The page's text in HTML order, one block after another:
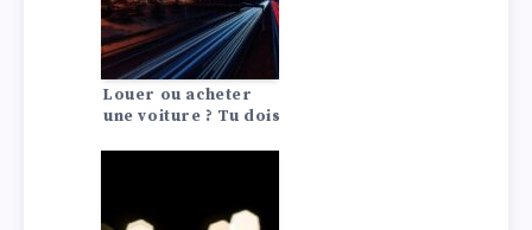
Louer ou acheter
une voiture ? Tu dois